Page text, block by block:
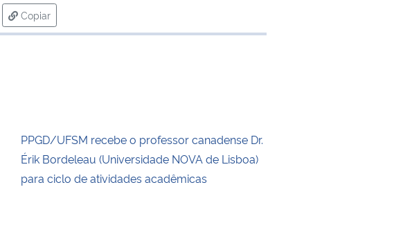
Copiar
para área de transferência
PPGD/UFSM recebe o professor canadense Dr.
Érik Bordeleau (Universidade NOVA de Lisboa)
para ciclo de atividades acadêmicas